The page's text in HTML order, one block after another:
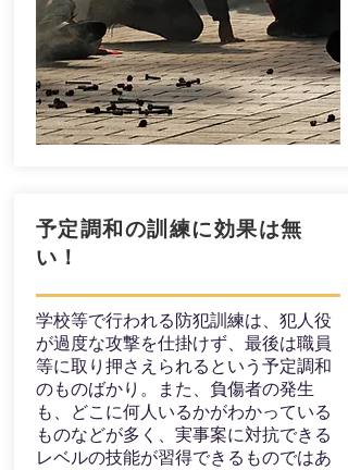
​予定調和の訓練に効果は無
い！
​学校等で行われる防犯訓練は、犯人役
が過度な攻撃を仕掛けず、最後は職員
等に取り押さえられるという予定調和
のものばかり。また、負傷者の発生
も、どこに何人いるかがわかっている
ものなどが多く、実事案に対抗できる
レベルの技能が習得できるものではあ